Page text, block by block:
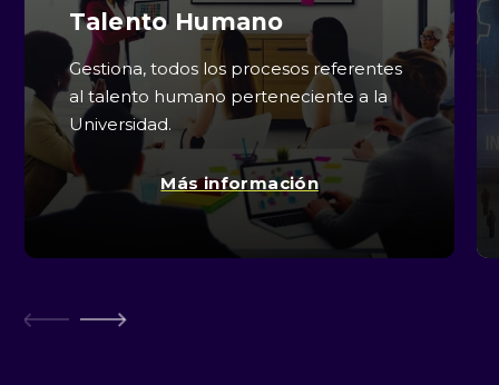
Talento Humano
Gestiona, todos los procesos referentes
al talento humano perteneciente a la
Universidad.
Más información